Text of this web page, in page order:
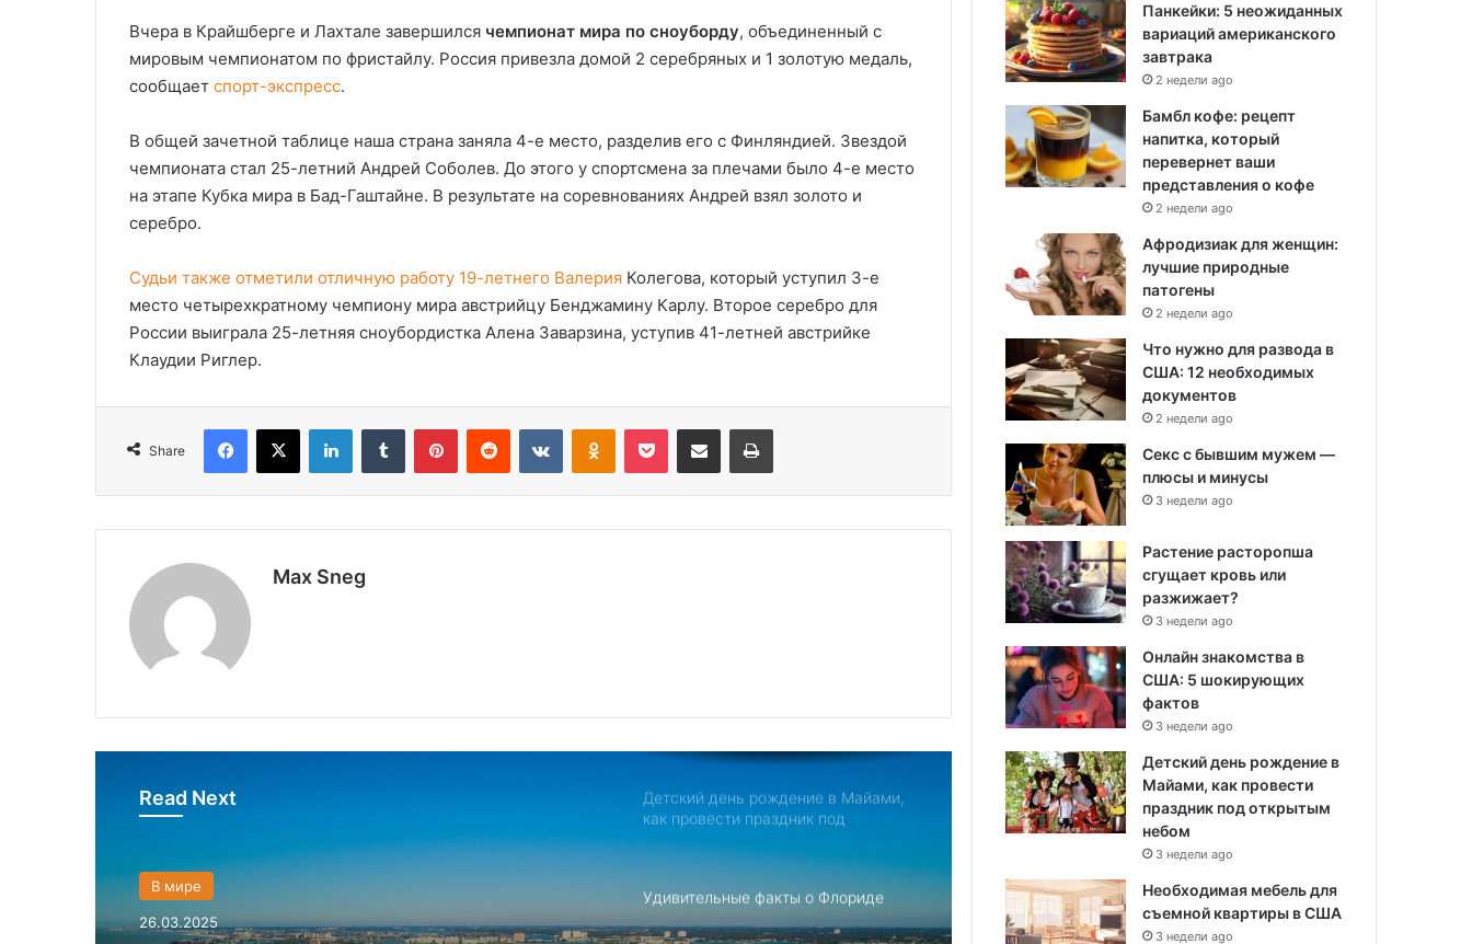
Вчера в Крайшберге и Лахтале завершился чемпионат мира по сноуборду, объединенный с
мировым чемпионатом по фристайлу. Россия привезла домой 2 серебряных и 1 золотую медаль,
сообщает спорт-экспресс.
В общей зачетной таблице наша страна заняла 4-е место, разделив его с Финляндией. Звездой
чемпионата стал 25-летний Андрей Соболев. До этого у спортсмена за плечами было 4-е место
на этапе Кубка мира в Бад-Гаштайне. В результате на соревнованиях Андрей взял золото и
серебро.
Судьи также отметили отличную работу 19-летнего Валерия Колегова, который уступил 3-е
место четырехкратному чемпиону мира австрийцу Бенджамину Карлу. Второе серебро для
России выиграла 25-летняя сноубордистка Алена Заварзина, уступив 41-летней австрийке
Клаудии Риглер.
Share
Max Sneg
Read Next
В мире
26.03.2025
Анализ событий в Крокусе, что на
хронология событий.
директоров МВФ
Дом с привидениями в Америке,
создании «НАТО в азиатском стиле»
Детский день рождение в Майами,
как провести праздник под
Удивительные факты о Флориде
Панкейки: 5 неожиданных
вариаций американского
завтрака
2 недели ago
Бамбл кофе: рецепт
напитка, который
перевернет ваши
представления о кофе
2 недели ago
Афродизиак для женщин:
лучшие природные
патогены
2 недели ago
Что нужно для развода в
США: 12 необходимых
документов
2 недели ago
Секс с бывшим мужем —
плюсы и минусы
3 недели ago
Растение расторопша
сгущает кровь или
разжижает?
3 недели ago
Онлайн знакомства в
США: 5 шокирующих
фактов
3 недели ago
Детский день рождение в
Майами, как провести
праздник под открытым
небом
3 недели ago
Необходимая мебель для
съемной квартиры в США
3 недели ago